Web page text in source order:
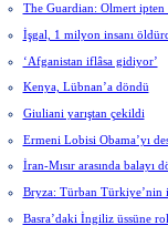
The Guardian: Olmert
İşgal, 1 milyon insanı
‘Afganistan iflâsa gidiyor’
Kenya, Lübnan’a döndü
Giuliani yarıştan çekildi
Ermeni Lobisi Obama’yı
İran-Mısır arasında balayı
Bryza: Türban Türkiye’nin
Basra’daki İngiliz üssüne